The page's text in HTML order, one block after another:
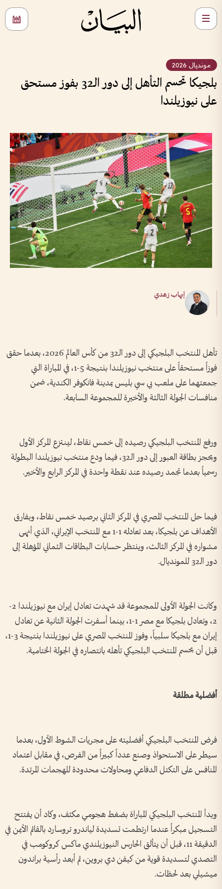
مونديال 2026
بلجيكا تحسم التأهل إلى دور الـ32 بفوز مستحق
على نيوزيلندا
إيهاب زهدي
تأهل المنتخب البلجيكي إلى دور الـ32 من كأس العالم 2026، بعدما حقق
فوزاً مستحقاً على منتخب نيوزيلندا بنتيجة 5-1، في المباراة التي
جمعتهما على ملعب بي سي بليس بمدينة فانكوفر الكندية، ضمن
منافسات الجولة الثالثة والأخيرة للمجموعة السابعة.
ورفع المنتخب البلجيكي رصيده إلى خمس نقاط، لينتزع المركز الأول
ويحجز بطاقة العبور إلى دور الـ32، فيما ودع منتخب نيوزيلندا البطولة
رسمياً بعدما تجمد رصيده عند نقطة واحدة في المركز الرابع والأخير.
فيما حل المنتخب المصري في المركز الثاني برصيد خمس نقاط، وبفارق
الأهداف عن بلجيكا، بعد تعادله 1-1 مع المنتخب الإيراني، الذي أنهى
مشواره في المركز الثالث، وينتظر حسابات البطاقات الثماني المؤهلة إلى
دور الـ32 للمونديال.
وكانت الجولة الأولى للمجموعة قد شهدت تعادل إيران مع نيوزيلندا 2-
2، وتعادل بلجيكا مع مصر 1-1، بينما أسفرت الجولة الثانية عن تعادل
إيران مع بلجيكا سلبياً، وفوز المنتخب المصري على نيوزيلندا بنتيجة 3-1،
قبل أن يحسم المنتخب البلجيكي تأهله بانتصاره في الجولة الختامية.
أفضلية مطلقة
فرض المنتخب البلجيكي أفضليته على مجريات الشوط الأول، بعدما
سيطر على الاستحواذ وصنع عدداً كبيراً من الفرص، في مقابل اعتماد
المنافس على التكتل الدفاعي ومحاولات محدودة للهجمات المرتدة.
وبدأ المنتخب البلجيكي المباراة بضغط هجومي مكثف، وكاد أن يفتتح
التسجيل مبكراً عندما ارتطمت تسديدة لياندرو تروسارد بالقائم الأيمن في
الدقيقة 11، قبل أن يتألق الحارس النيوزيلندي ماكس كروكومب في
التصدي لتسديدة قوية من كيفن دي بروين، ثم أبعد رأسية براندون
ميشيلي بعد لحظات.